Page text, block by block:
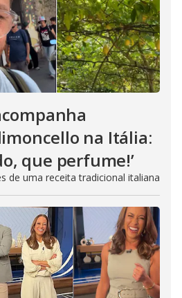
na Itália:
que perfume!’
de uma receita tradicional italiana